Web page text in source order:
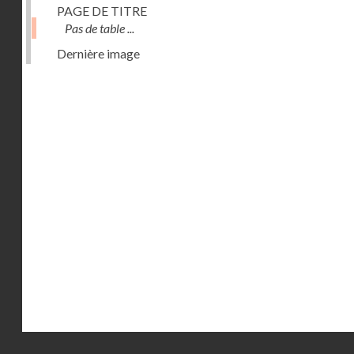
PAGE DE TITRE
Pas de table ...
Dernière image